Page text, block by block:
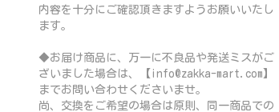
内容を十分にご確認頂きますようお願いいたし
ます。
◆お届け商品に、万一に不良品や発送ミスがご
ざいました場合は、【info@zakka-mart.com】
までお問い合わせくださいませ。
尚、交換をご希望の場合は原則、同一商品での